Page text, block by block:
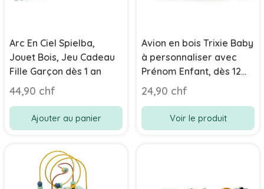
Arc En Ciel Spielba,
Jouet Bois, Jeu Cadeau
Fille Garçon dès 1 an
44,90 chf
Ajouter au panier
Avion en bois Trixie Baby
à personnaliser avec
Prénom Enfant, dès 12
mois
24,90 chf
Voir le produit